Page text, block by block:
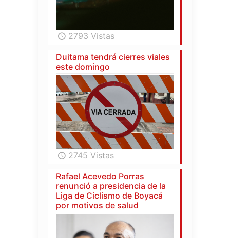
2793 Vistas
Duitama tendrá cierres viales
este domingo
2745 Vistas
Rafael Acevedo Porras
renunció a presidencia de la
Liga de Ciclismo de Boyacá
por motivos de salud